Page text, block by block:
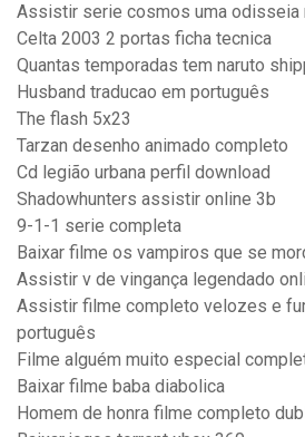
Assistir serie cosmos uma odisseia
Celta 2003 2 portas ficha tecnica
Quantas temporadas tem naruto
Husband traducao em português
The flash 5x23
Tarzan desenho animado completo
Cd legião urbana perfil download
Shadowhunters assistir online 3b
9-1-1 serie completa
Baixar filme os vampiros que se
Assistir v de vingança legendado
Assistir filme completo velozes e
português
Filme alguém muito especial
Baixar filme baba diabolica
Homem de honra filme completo